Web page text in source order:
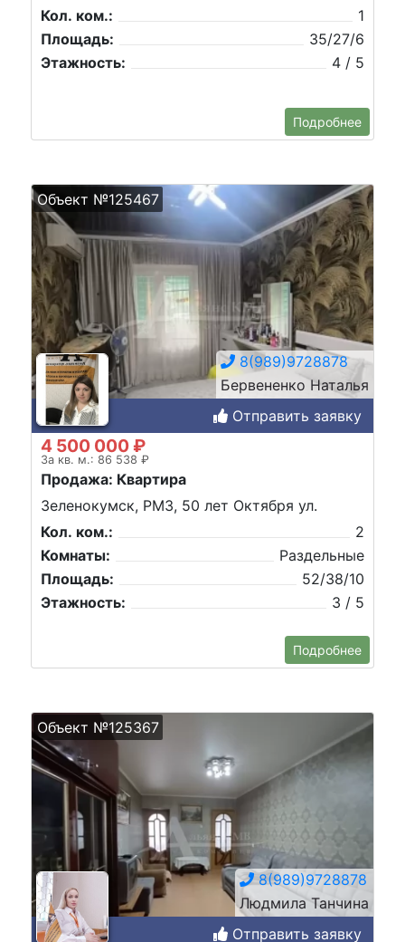
Кол. ком.:
1
Площадь:
35/27/6
Этажность:
4 / 5
Подробнее
Объект №125467
8(989)9728878
Бервененко Наталья
Отправить заявку
4 500 000 ₽
За кв. м.: 86 538 ₽
Продажа: Квартира
Зеленокумск, РМЗ, 50 лет Октября ул.
Кол. ком.:
2
Комнаты:
Раздельные
Площадь:
52/38/10
Этажность:
3 / 5
Подробнее
Объект №125367
8(989)9728878
Людмила Танчина
Отправить заявку